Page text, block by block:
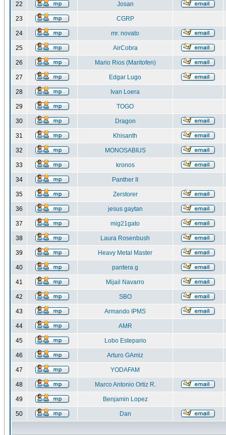
22 Josan
23 CGRP
24 mr. novato
25 AirCobra
26 Mario Rios (Maritofen)
27 Edgar Lugo
28 Ivan Loera
29 TOGO
30 Dragon
31 Khisanth
32 MONOSABIUS
33 kronos
34 Panther II
35 Zerstorer
36 jesus gaytan
37 mig21gato
38 Laura Rosenbush
39 Heavy Metal Master
40 pantera g
41 Mijail Navarro
42 SBO
43 Armando IPMS
44 AMR
45 Lobo Estepario
46 Arturo GAmiz
47 YODAFAM
48 Marco Antonio Ortiz R.
49 Benjamin Lopez
50 Dan